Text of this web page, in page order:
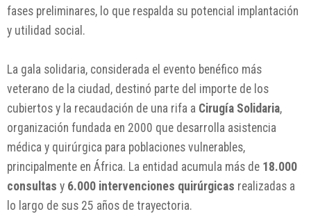
fases preliminares, lo que respalda su potencial implantación
y utilidad social.
La gala solidaria, considerada el evento benéfico más
veterano de la ciudad, destinó parte del importe de los
cubiertos y la recaudación de una rifa a Cirugía Solidaria,
organización fundada en 2000 que desarrolla asistencia
médica y quirúrgica para poblaciones vulnerables,
principalmente en África. La entidad acumula más de 18.000
consultas y 6.000 intervenciones quirúrgicas realizadas a
lo largo de sus 25 años de trayectoria.